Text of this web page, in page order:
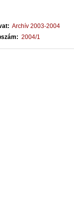
Archív 2003-2004
2004/1